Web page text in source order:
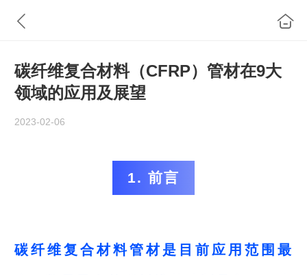
碳纤维复合材料（CFRP）管材在9大
领域的应用及展望
2023-02-06
1. 前言
碳纤维复合材料管材是目前应用范围最